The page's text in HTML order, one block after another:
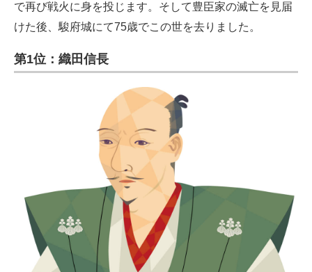
で再び戦火に身を投じます。そして豊臣家の滅亡を見届
けた後、駿府城にて75歳でこの世を去りました。
第1位：織田信長